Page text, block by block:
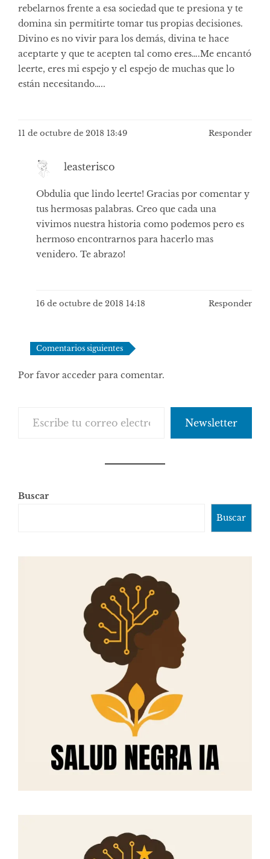
rebelarnos frente a esa sociedad que te presiona y te
domina sin permitirte tomar tus propias decisiones.
Divino es no vivir para los demás, divina te hace
aceptarte y que te acepten tal como eres….Me encantó
leerte, eres mi espejo y el espejo de muchas que lo
están necesitando…..
11 de octubre de 2018 13:49 Responder
leasterisco
Obdulia que lindo leerte! Gracias por comentar y
tus hermosas palabras. Creo que cada una
vivimos nuestra historia como podemos pero es
hermoso encontrarnos para hacerlo mas
venidero. Te abrazo!
16 de octubre de 2018 14:18 Responder
Navegación
de
comentarios
Comentarios siguientes
Por favor acceder para comentar.
Newsletter
Buscar
Buscar